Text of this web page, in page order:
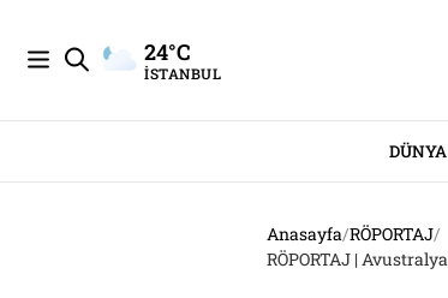
24°C
İSTANBUL
DÜNYA
Anasayfa/RÖPORTAJ/